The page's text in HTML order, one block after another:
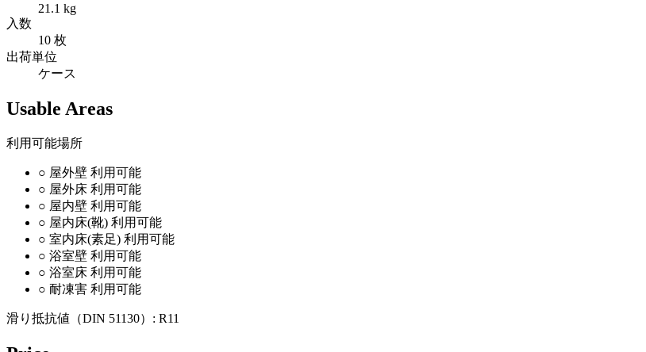
21.1 kg
入数
10 枚
出荷単位
ケース
Usable Areas
利用可能場所
○ 屋外壁 利用可能
○ 屋外床 利用可能
○ 屋内壁 利用可能
○ 屋内床(靴) 利用可能
○ 室内床(素足) 利用可能
○ 浴室壁 利用可能
○ 浴室床 利用可能
○ 耐凍害 利用可能
滑り抵抗値（DIN 51130）: R11